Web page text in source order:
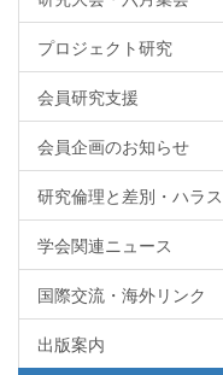
プロジェクト研究
会員研究支援
会員企画のお知らせ
研究倫理と差別・ハラ
学会関連ニュース
国際交流・海外リンク
出版案内